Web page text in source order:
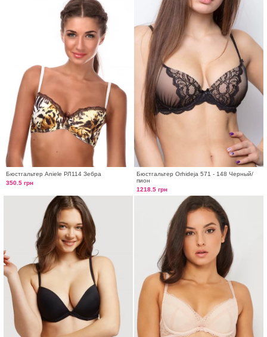
Бюстгальтер Aniele РЛ114 Зебра
350.5 грн
Бюстгальтер Orhideja 571 - 148 Черный/
пион
1218.5 грн